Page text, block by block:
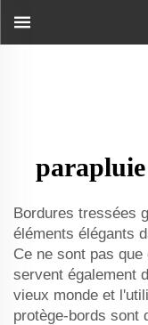
Bordures tressées
éléments élégants
Ce ne sont pas
servent également
vieux monde et
protège-bords sont